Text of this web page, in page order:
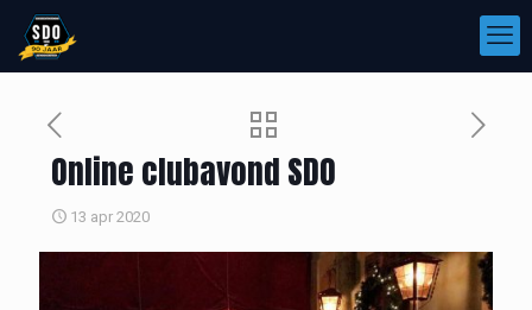
Online clubavond SDO
13 apr 2020